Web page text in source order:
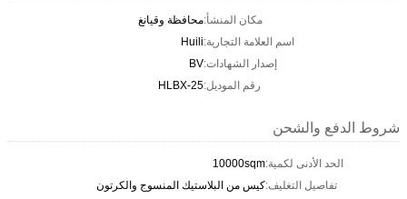
مكان المنشأ:محافظة وقيانغ
اسم العلامة التجارية:Huili
إصدار الشهادات:BV
رقم الموديل:HLBX-25
شروط الدفع والشحن
الحد الأدنى لكمية:10000sqm
تفاصيل التغليف:كيس من البلاستيك المنسوج والكرتون